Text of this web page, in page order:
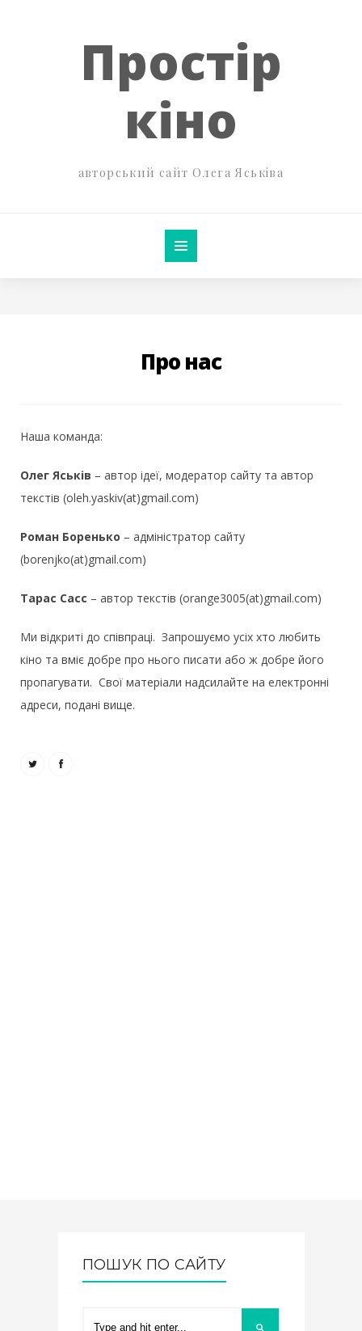
Простір
кіно
авторський сайт Олега Яськіва
Про нас
Наша команда:
Олег Яськів – автор ідеї, модератор сайту та автор
текстів (oleh.yaskiv(аt)gmail.com)
Роман Боренько – адміністратор сайту
(borenjko(at)gmail.com)
Тарас Сасс – автор текстів (orange3005(at)gmail.com)
Ми відкриті до співпраці. Запрошуємо усіх хто любить
кіно та вміє добре про нього писати або ж добре його
пропагувати. Свої матеріали надсилайте на електронні
адреси, подані вище.
ПОШУК ПО САЙТУ